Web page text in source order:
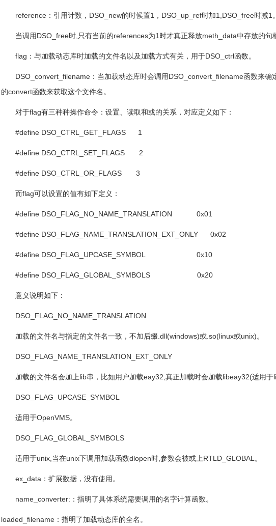
reference ：引用计数， DSO_new的时候置1 ， DSO_up_ref时加1,DSO_free时减1
当调用DSO_free时 只有当前的references为1 时才真正释放meth_data中存放的句
flag ：与加载动态库时加载的文件名以及加载方式有关，用于DSO_ctrl函数。
DSO_convert_filename ：当加载动态库时会调用DSO_convert_filename函数来确
的convert函数来获取这个文件名。
对于flag有三种种操作命令：设置、读取和或的关系，对应定义如下：
#define DSO_CTRL_GET_FLAGS 1
#define DSO_CTRL_SET_FLAGS 2
#define DSO_CTRL_OR_FLAGS 3
而flag可以设置的值有如下定义：
#define DSO_FLAG_NO_NAME_TRANSLATION 0x01
#define DSO_FLAG_NAME_TRANSLATION_EXT_ONLY 0x02
#define DSO_FLAG_UPCASE_SYMBOL 0x10
#define DSO_FLAG_GLOBAL_SYMBOLS 0x20
意义说明如下：
DSO_FLAG_NO_NAME_TRANSLATION
加载的文件名与指定的文件名一致，不加后缀 .dll(windows)或 .so(linux或unix)。
DSO_FLAG_NAME_TRANSLATION_EXT_ONLY
加载的文件名会加上lib串，比如用户加载eay32, 真正加载时会加载libeay32(适用于
DSO_FLAG_UPCASE_SYMBOL
适用于OpenVMS。
DSO_FLAG_GLOBAL_SYMBOLS
适用于unix, 当在unix下调用加载函数dlopen时 参数会被或上RTLD_GLOBAL 。
ex_data ：扩展数据，没有使用。
name_converter: ：指明了具体系统需要调用的名字计算函数。
loaded_filename ：指明了加载动态库的全名。